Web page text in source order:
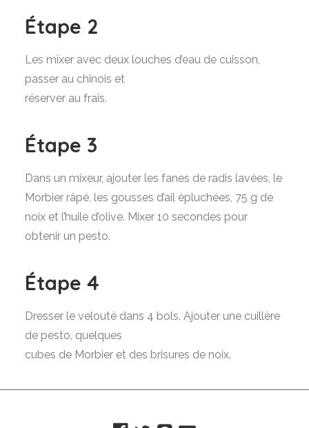
Étape 2
Les mixer avec deux louches d’eau de cuisson,
passer au chinois et
réserver au frais.
Étape 3
Dans un mixeur, ajouter les fanes de radis lavées, le
Morbier râpé, les gousses d’ail épluchées, 75 g de
noix et l’huile d’olive. Mixer 10 secondes pour
obtenir un pesto.
Étape 4
Dresser le velouté dans 4 bols. Ajouter une cuillère
de pesto, quelques
cubes de Morbier et des brisures de noix.